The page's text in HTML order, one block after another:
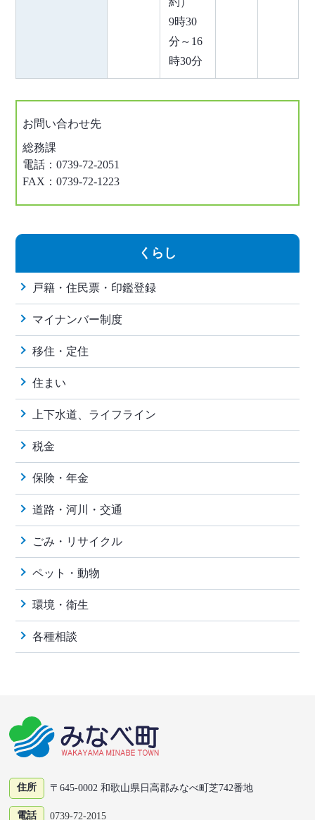
9時30
分～16
時30分
お問い合わせ先
総務課
電話：0739-72-2051
FAX：0739-72-1223
くらし
戸籍・住民票・印鑑登録
マイナンバー制度
移住・定住
住まい
上下水道、ライフライン
税金
保険・年金
道路・河川・交通
ごみ・リサイクル
ペット・動物
環境・衛生
各種相談
住所 〒645-0002 和歌山県日高郡みなべ町芝742番地
電話 0739-72-2015